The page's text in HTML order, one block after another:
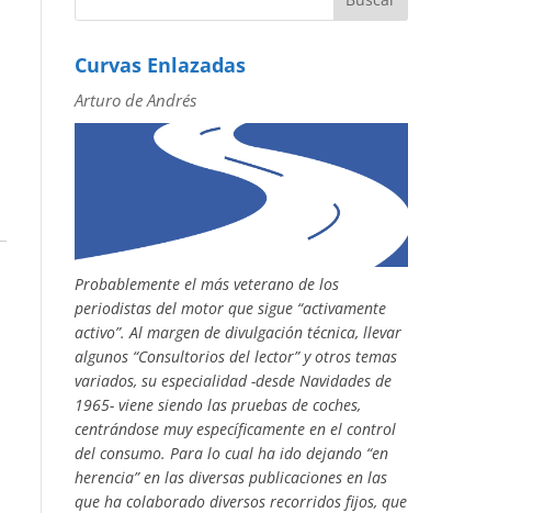
Curvas Enlazadas
Arturo de Andrés
Probablemente el más veterano de los
periodistas del motor que sigue “activamente
activo”. Al margen de divulgación técnica, llevar
algunos “Consultorios del lector” y otros temas
variados, su especialidad -desde Navidades de
1965- viene siendo las pruebas de coches,
centrándose muy específicamente en el control
del consumo. Para lo cual ha ido dejando “en
herencia” en las diversas publicaciones en las
que ha colaborado diversos recorridos fijos, que